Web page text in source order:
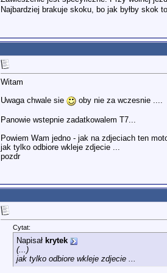
Najbardziej brakuje skoku, bo jak byłby skok
Witam
Uwaga chwale sie
oby nie za wczesnie ....
Panowie wstepnie zadatkowalem T7...
Powiem Wam jedno - jak na zdjeciach ten
jak tylko odbiore wkleje zdjecie ...
pozdr
Cytat:
Napisał krytek
(...)
jak tylko odbiore wkleje zdjecie ...